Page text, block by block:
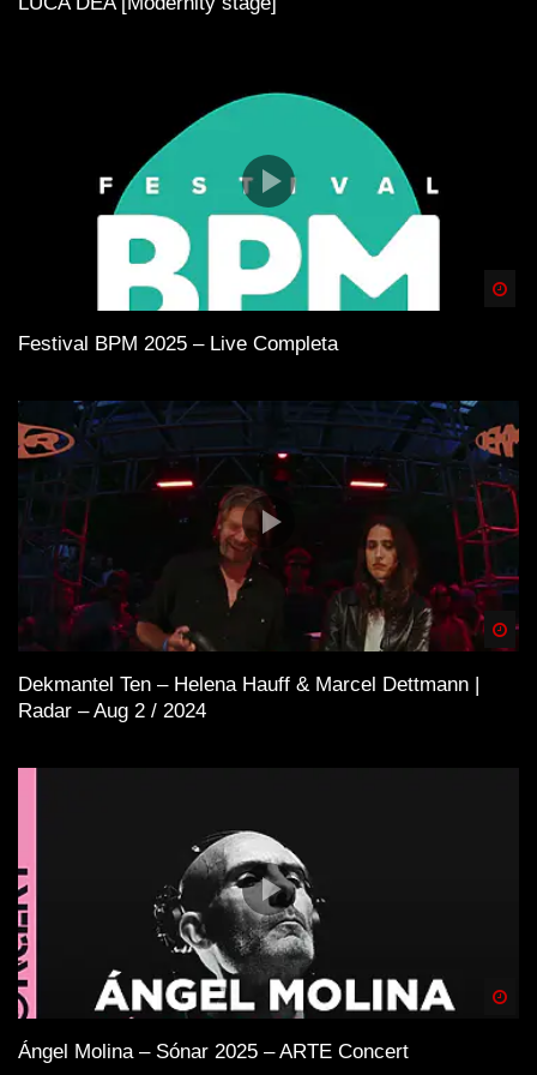
Festival BPM 2025 – Live Completa
Dekmantel Ten – Helena Hauff & Marcel Dettmann |
Radar – Aug 2 / 2024
Ángel Molina – Sónar 2025 – ARTE Concert